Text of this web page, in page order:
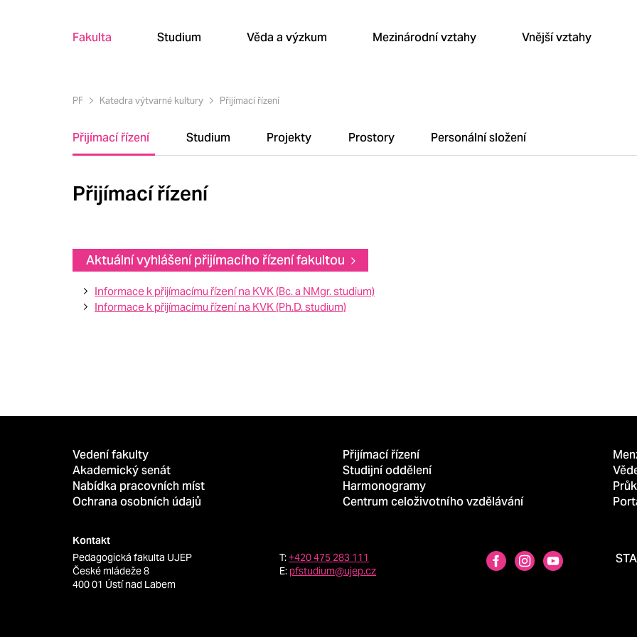
Fakulta Studium Věda a výzkum Mezinárodní vztahy Vnější vztahy
PF Katedra výtvarné kultury Přijímací řízení
Přijímací řízení Studium Projekty Prostory Personální složení
Přijímací řízení
Aktuální vyhlášení přijímacího řízení fakultou
Informace k přijímacímu řízení na KVK (Bc. a NMgr. studium)
Informace k přijímacímu řízení na KVK (Ph.D. studium)
Vedení fakulty
Akademický senát
Nabídka pracovních míst
Ochrana osobních údajů
Přijímací řízení
Studijní oddělení
Harmonogramy
Centrum celoživotního vzdělávání
Kontakt
Pedagogická fakulta UJEP
České mládeže 8
400 01 Ústí nad Labem
T:+420 475 283 111
E:pfstudium@ujep.cz